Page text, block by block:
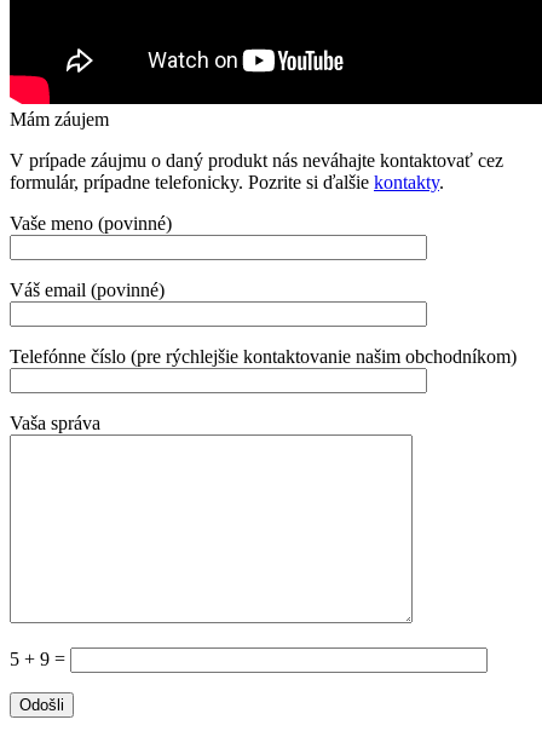
Mám záujem
V prípade záujmu o daný produkt nás neváhajte kontaktovať cez
formulár, prípadne telefonicky. Pozrite si ďalšie kontakty.
Vaše meno (povinné)
Váš email (povinné)
Telefónne číslo (pre rýchlejšie kontaktovanie našim obchodníkom)
Vaša správa
5 + 9 =